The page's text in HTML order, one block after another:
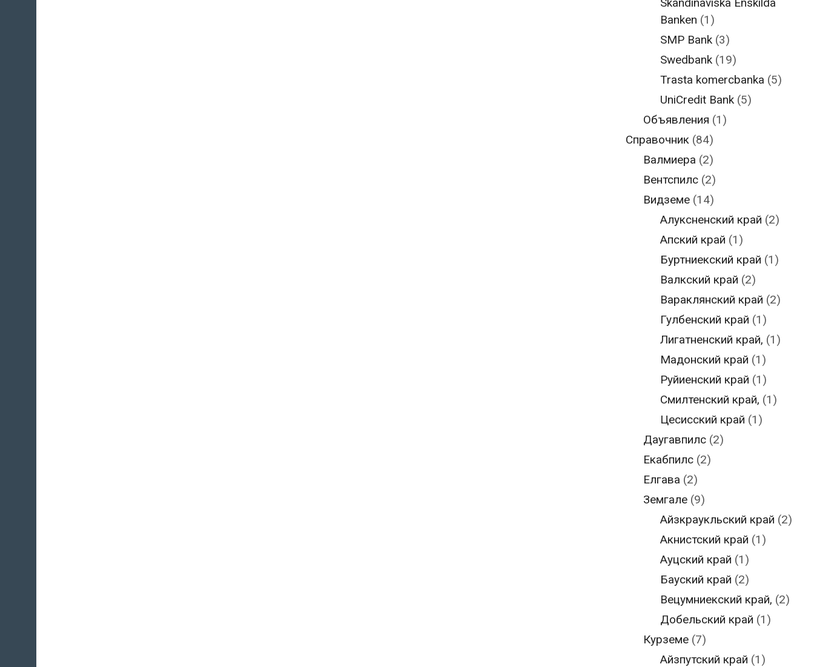
Banken (1)
SMP Bank (3)
Swedbank (19)
Trasta komercbanka (5)
UniCredit Bank (5)
Объявления (1)
Справочник (84)
Валмиера (2)
Вентспилс(2)
Видземе(14)
Алуксненский край (2)
Апский край (1)
Буртниекский край (1)
Валкский край (2)
Вараклянский край (2)
Гулбенский край (1)
Лигатненский край, (1)
Мадонский край (1)
Руйиенский край (1)
Смилтенский край, (1)
Цесисский край (1)
Даугавпилс(2)
Екабпилс(2)
Елгава (2)
Земгале(9)
Айзкраукльский край (2)
Акнистский край (1)
Ауцский край (1)
Бауский край (2)
Вецумниекский край, (2)
Добельский край (1)
Курземе(7)
Айзпутский край (1)